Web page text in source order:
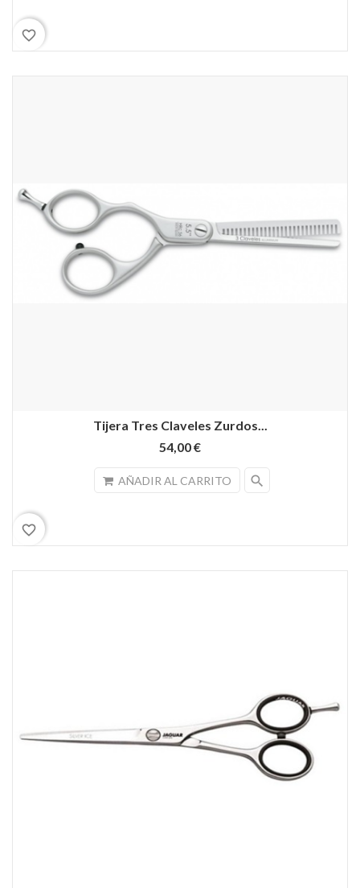
favorite_border
Tijera Tres Claveles Zurdos...
54,00 €
AÑADIR AL CARRITO search
favorite_border